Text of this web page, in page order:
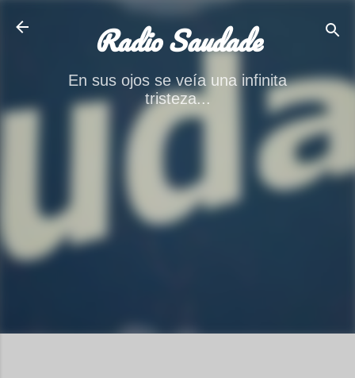
Radio Saudade
En sus ojos se veía una infinita
tristeza...